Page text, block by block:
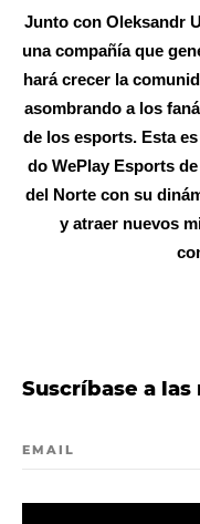
Junto con Oleksandr
una compañía que
hará crecer la
asombrando a los
de los esports. Esta
do WePlay Esports
del Norte con su
y atraer nuevos
Suscríbase a
EMAIL